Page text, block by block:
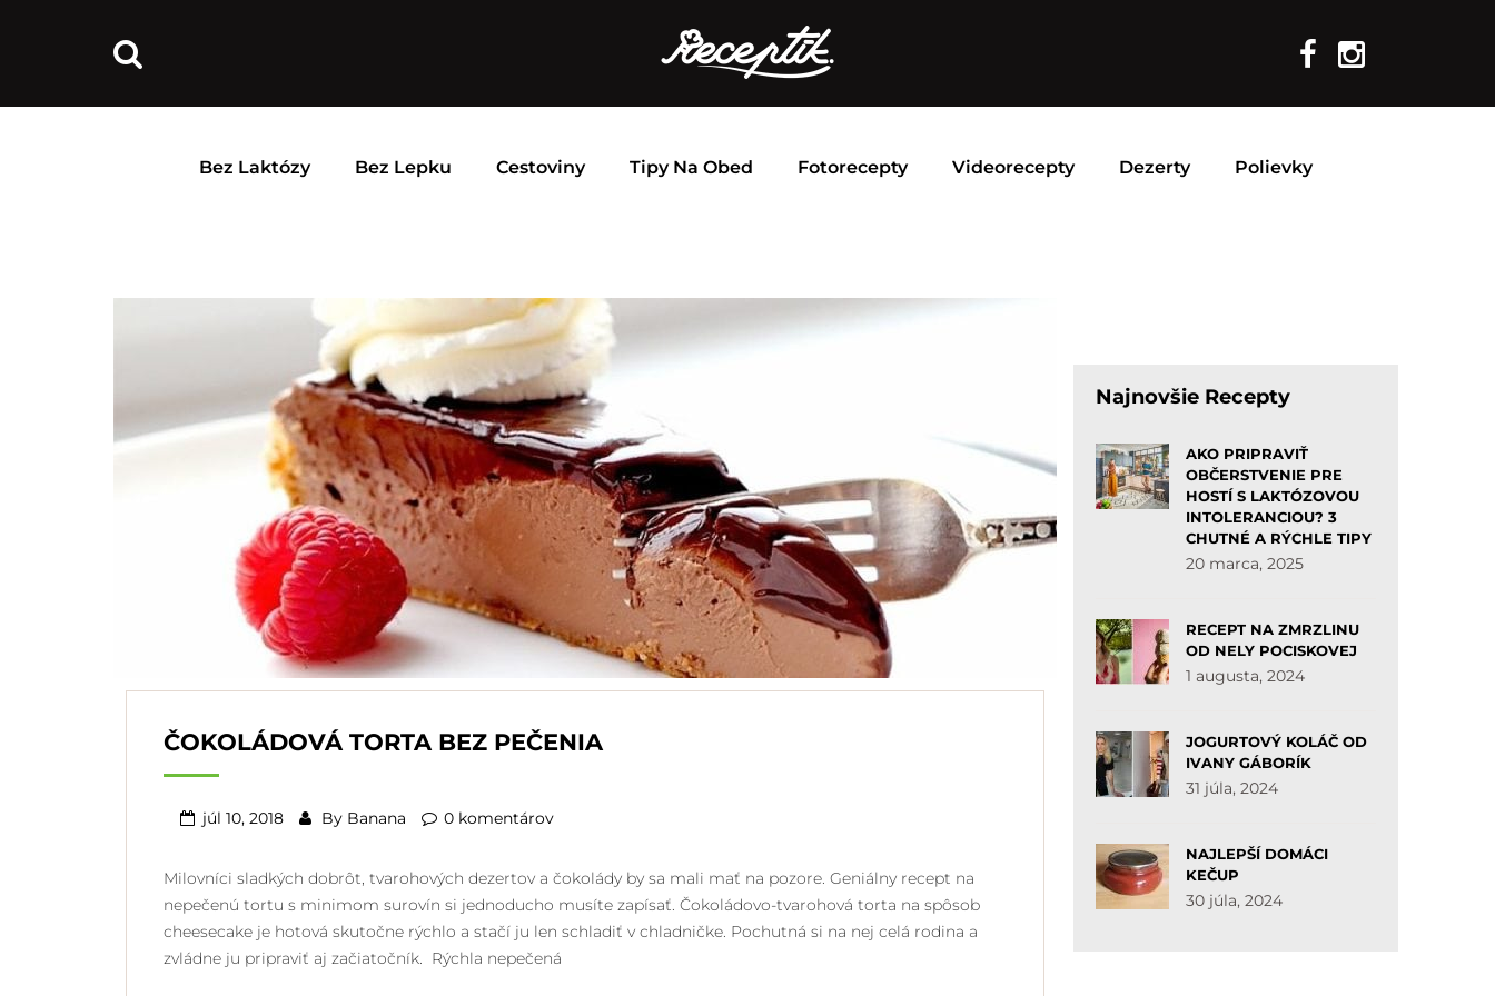
Bez Laktózy Bez Lepku Cestoviny Tipy Na Obed Fotorecepty Videorecepty Dezerty Polievky
ČOKOLÁDOVÁ TORTA BEZ PEČENIA
júl 10, 2018 By Banana 0 komentárov
Milovníci sladkých dobrôt, tvarohových dezertov a čokolády by sa mali mať na pozore. Geniálny recept na
nepečenú tortu s minimom surovín si jednoducho musíte zapísať. Čokoládovo-tvarohová torta na spôsob
cheesecake je hotová skutočne rýchlo a stačí ju len schladiť v chladničke. Pochutná si na nej celá rodina a
zvládne ju pripraviť aj začiatočník. Rýchla nepečená
Najnovšie Recepty
AKO PRIPRAVIŤ
OBČERSTVENIE PRE
HOSTÍ S LAKTÓZOVOU
INTOLERANCIOU? 3
CHUTNÉ A RÝCHLE TIPY
20 marca, 2025
RECEPT NA ZMRZLINU
OD NELY POCISKOVEJ
1 augusta, 2024
JOGURTOVÝ KOLÁČ OD
IVANY GÁBORÍK
31 júla, 2024
NAJLEPŠÍ DOMÁCI
KEČUP
30 júla, 2024